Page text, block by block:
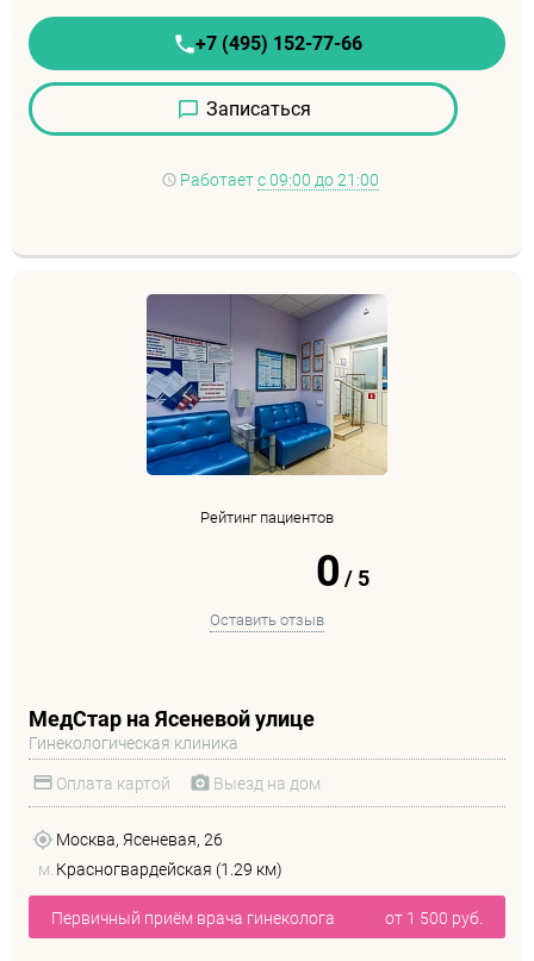
+7 (495) 152-77-66
Записаться
Работаетс 09:00 до 21:00
Рейтинг пациентов
0 / 5
Оставить отзыв
МедСтар на Ясеневой улице
Гинекологическая клиника
Оплата картой Выезд на дом
Москва, Ясеневая, 26
м. Красногвардейская (1.29 км)
Первичный приём врача гинеколога от 1 500 руб.